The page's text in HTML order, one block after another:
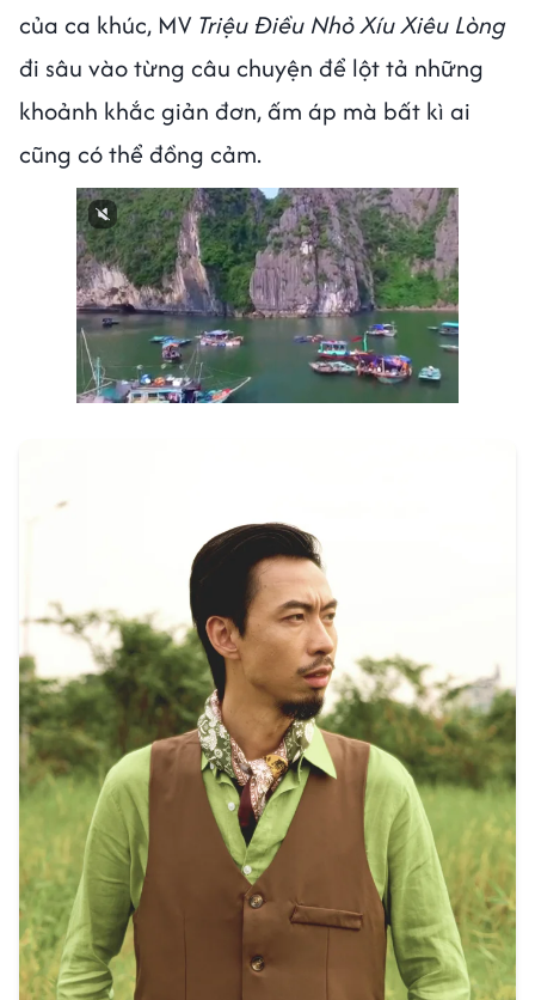
của ca khúc, MV Triệu Điều Nhỏ Xíu Xiêu Lòng
đi sâu vào từng câu chuyện để lột tả những
khoảnh khắc giản đơn, ấm áp mà bất kì ai
cũng có thể đồng cảm.
Next video in 2 Cancel